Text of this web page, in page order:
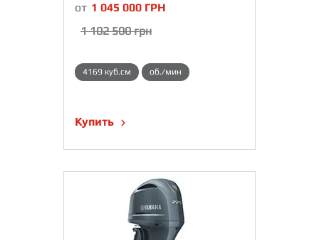
от 1 045 000 ГРН
1 102 500грн
4169 куб.см об./мин
Купить